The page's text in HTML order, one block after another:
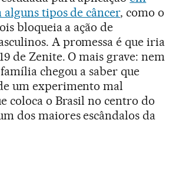
alguns tipos de câncer, como o
bloqueia a ação de
A promessa é que iria
de Zenite. O mais grave: nem
chegou a saber que
um experimento mal
coloca o Brasil no centro do
dos maiores escândalos da